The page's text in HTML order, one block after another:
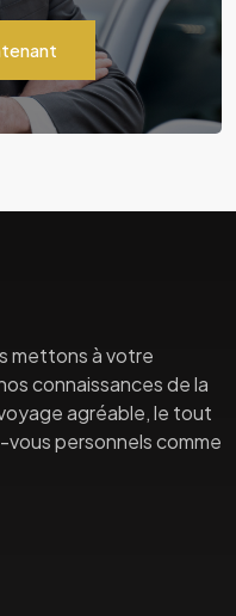
mettons à votre
connaissances de la
agréable, le tout
vous personnels comme